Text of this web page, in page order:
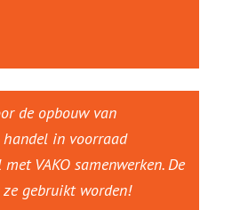
de opbouw van
in voorraad
VAKO samenwerken. De
gebruikt worden!